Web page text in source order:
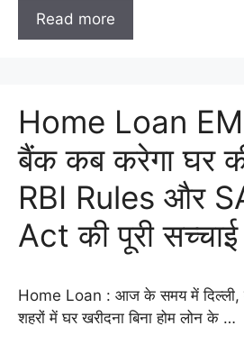
Read more
Home Loan EMI
बैंक कब करेगा घर
RBI Rules और
Act की पूरी
Home Loan : आज के समय में
शहरों में घर खरीदना बिना होम लोन के …